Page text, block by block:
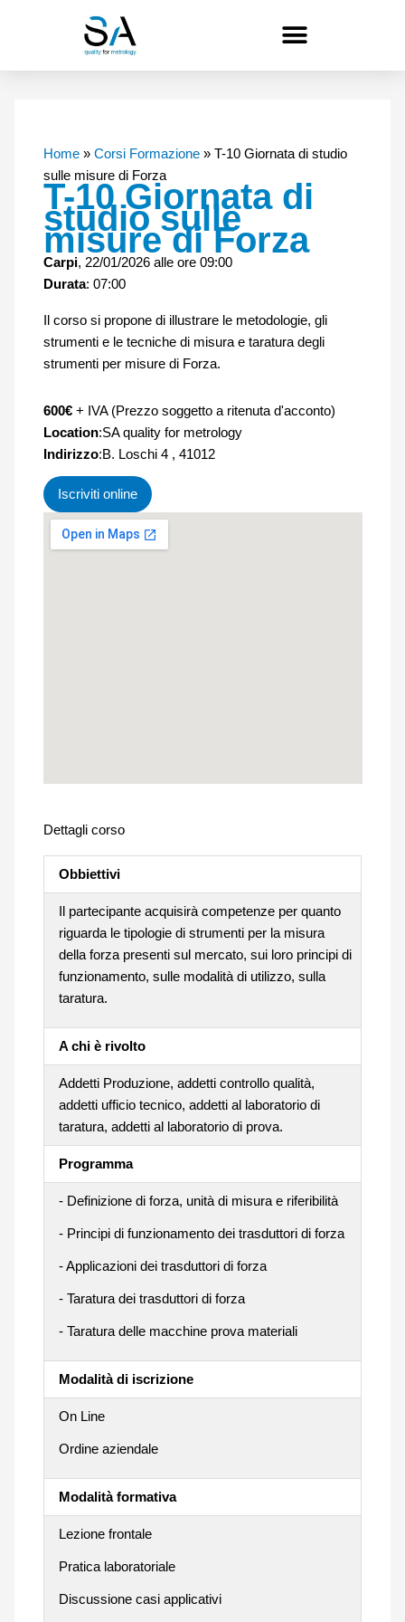
Home» Corsi Formazione» T-10 Giornata di studio
sulle misure di Forza
T-10 Giornata di
studio sulle
misure di Forza
Carpi, 22/01/2026 alle ore 09:00
Durata: 07:00
Il corso si propone di illustrare le metodologie, gli
strumenti e le tecniche di misura e taratura degli
strumenti per misure di Forza.
600€+ IVA (Prezzo soggetto a ritenuta d'acconto)
Location:SA quality for metrology
Indirizzo:B. Loschi 4 , 41012
Iscriviti online
Dettagli corso
Obbiettivi
Il partecipante acquisirà competenze per quanto
riguarda le tipologie di strumenti per la misura
della forza presenti sul mercato, sui loro principi di
funzionamento, sulle modalità di utilizzo, sulla
taratura.
A chi è rivolto
Addetti Produzione, addetti controllo qualità,
addetti ufficio tecnico, addetti al laboratorio di
taratura, addetti al laboratorio di prova.
Programma
- Definizione di forza, unità di misura e riferibilità
- Principi di funzionamento dei trasduttori di forza
- Applicazioni dei trasduttori di forza
- Taratura dei trasduttori di forza
- Taratura delle macchine prova materiali
Modalità di iscrizione
On Line
Ordine aziendale
Modalità formativa
Lezione frontale
Pratica laboratoriale
Discussione casi applicativi